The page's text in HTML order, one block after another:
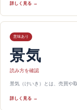
詳しく見る →
意味あり
景気
読み方を確認
景気（けいき）とは、売買や
詳しく見る →